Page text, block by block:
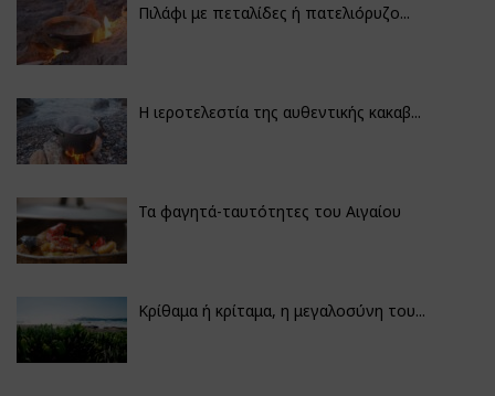
Πιλάφι με πεταλίδες ή πατελιόρυζο...
Η ιεροτελεστία της αυθεντικής κακαβ...
Τα φαγητά-ταυτότητες του Αιγαίου
Κρίθαμα ή κρίταμα, η μεγαλοσύνη του...